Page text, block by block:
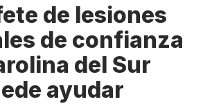
de lesiones
de confianza
del Sur
ayudar